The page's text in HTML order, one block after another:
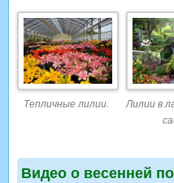
Тепличные лилии.
Лилии в
Видео о весенней